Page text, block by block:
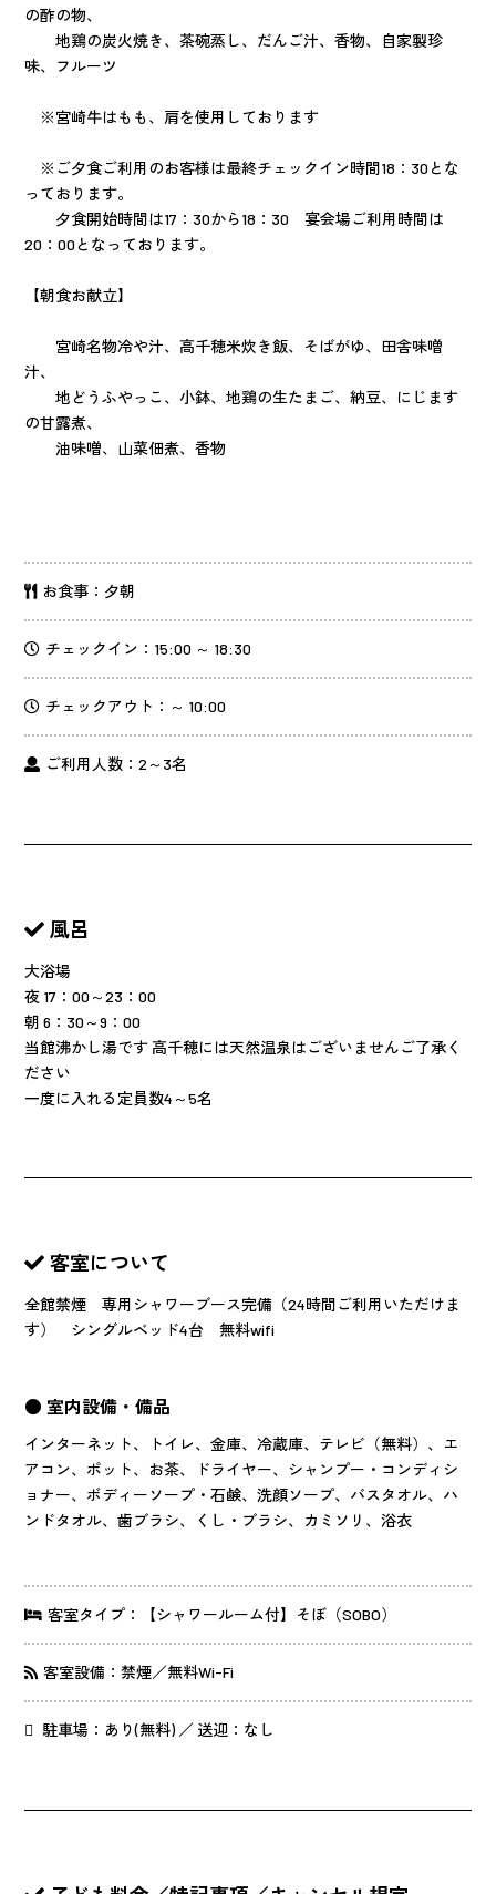
の酢の物、
地鶏の炭火焼き、茶碗蒸し、だんご汁、香物、自家製珍
味、フルーツ
※宮崎牛はもも、肩を使用しております
※ご夕食ご利用のお客様は最終チェックイン時間18：30とな
っております。
夕食開始時間は17：30から18：30 宴会場ご利用時間は
20：00となっております。
【朝食お献立】
宮崎名物冷や汁、高千穂米炊き飯、そばがゆ、田舎味噌
汁、
地どうふやっこ、小鉢、地鶏の生たまご、納豆、にじます
の甘露煮、
油味噌、山菜佃煮、香物
お食事：夕朝
チェックイン：15:00 ～ 18:30
チェックアウト：～ 10:00
ご利用人数：2～3名
風呂
大浴場
夜 17：00～23：00
朝 6：30～9：00
当館沸かし湯です 高千穂には天然温泉はございませんご了承く
ださい
一度に入れる定員数4～5名
客室について
全館禁煙 専用シャワーブース完備（24時間ご利用いただけま
す） シングルベッド4台 無料wifi
● 室内設備・備品
インターネット、トイレ、金庫、冷蔵庫、テレビ（無料）、エ
アコン、ポット、お茶、ドライヤー、シャンプー・コンディシ
ョナー、ボディーソープ・石鹸、洗顔ソープ、バスタオル、ハ
ンドタオル、歯ブラシ、くし・ブラシ、カミソリ、浴衣
客室タイプ：【シャワールーム付】そぼ（SOBO）
客室設備：禁煙／無料Wi-Fi
駐車場：あり(無料) ／ 送迎：なし